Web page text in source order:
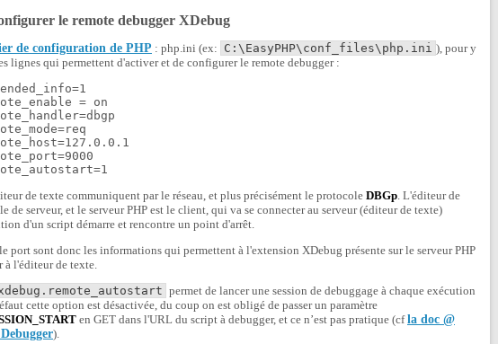
le remote debugger XDebug
de configuration de PHP : php.ini (ex: C:\EasyPHP\conf_files\php.ini ), pour y
lignes qui permettent d'activer et de configurer le remote debugger :
= on
de texte communiquent par le réseau, et plus précisément le protocoleDBGp . L'éditeur de
de serveur, et le serveur PHP est le client, qui va se connecter au serveur (éditeur de texte)
d'un script démarre et rencontre un point d'arrêt.
port sont donc les informations qui permettent à l'extension XDebug présente sur le serveur PHP
à l'éditeur de texte.
permet de lancer une session de debuggage à chaque exécution
cette option est désactivée, du coup on est obligé de passer un paramètre
en GET dans l'URL du script à debugger, et ce n’est pas pratique (cfla doc @
).